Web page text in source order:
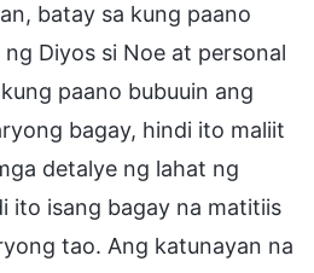
batay sa kung paano
Diyos si Noe at personal
paano bubuuin ang
bagay, hindi ito maliit
detalye ng lahat ng
ito isang bagay na matitiis
tao. Ang katunayan na